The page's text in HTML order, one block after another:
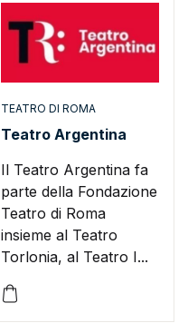
TEATRO DI ROMA
Teatro Argentina
Il Teatro Argentina fa
parte della Fondazione
Teatro di Roma
insieme al Teatro
Torlonia, al Teatro I...